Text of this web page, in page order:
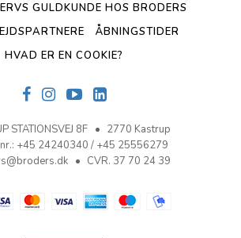
GULDKUNDE HOS BRODERS
ÅBNINGSTIDER
HVAD ER EN COOKIE?
STATIONSVEJ 8F
2770 Kastrup
: +45 24240340 / +45 25556279
CVR. 37 70 24 39